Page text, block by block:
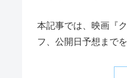
本記事では、映画『
フ、公開日予想まで